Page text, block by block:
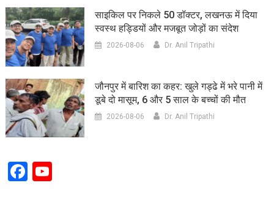
साइकिल पर निकले 50 डॉक्टर, लखनऊ में दिया
स्वस्थ हड्डियों और मजबूत जोड़ों का संदेश
2026-08-06 Dr. Anil Tripathi
जौनपुर में बारिश का कहर: खुले गड्ढे में भरे पानी में
डूबे दो मासूम, 6 और 5 साल के बच्चों की मौत
2026-08-06 Dr. Anil Tripathi
Facebook